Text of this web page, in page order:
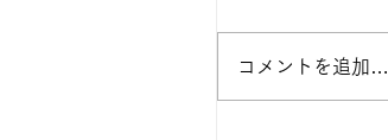
コメントを追加…